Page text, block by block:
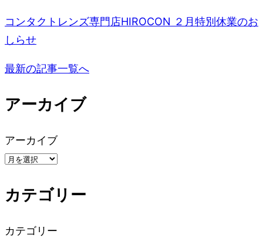
ビ
ゲ
ー
シ
ョ
ン
コンタクトレンズ専門店HIROCON ２月特別休業のお
しらせ
最新の記事一覧へ
アーカイブ
アーカイブ
カテゴリー
カテゴリー